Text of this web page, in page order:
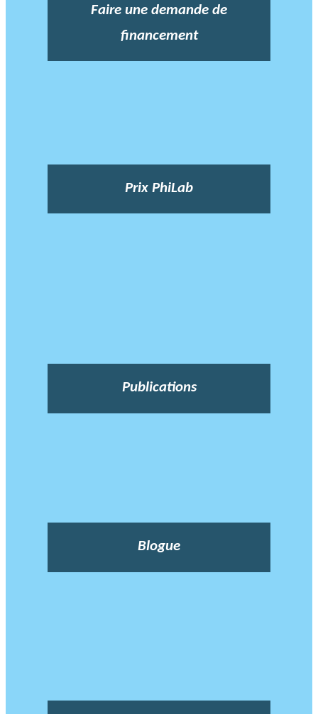
Faire une demande de
financement
Prix PhiLab
Publications
Blogue